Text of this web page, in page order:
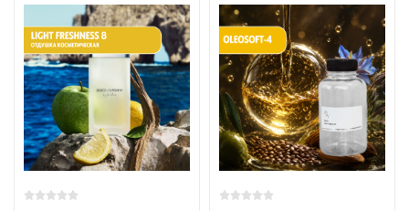
проникая в глубокие слои кожи и нормализуя липидный
баланс. Благодаря жирным кислотам Омега-6 и Омега-9 не
оставляет липких и жирных следов на коже.
В дерматологии аргановое масло активно используется при
различных поражениях кожи - таких как псориаз, экзема,
дерматиты и т.д.